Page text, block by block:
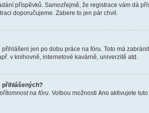
příspěvků. Samozřejmě, že registrace vám dá
doporučujeme. Zabere to jen pár chvil.
přihlášeni jen po dobu práce na fóru. Toto má
v knihovně, internetové kavárně, univerzitě atd.
přihlášených?
na fóru . Volbou možnosti Ano aktivujete